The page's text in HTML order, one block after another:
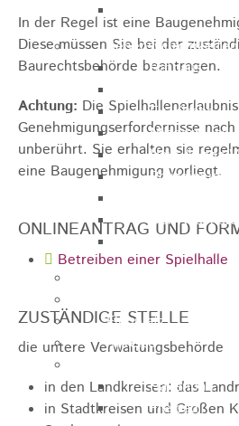
Sehenswürdigkeiten
Rathaus
Ev. Kirche
Haus "Anna
Der
Flugplatz
Anreise
Hallenbad
Freibad
In der Regel ist eine
Diese müssen Sie bei der
Baurechtsbehörde beantragen.
Achtung: Die
Genehmigungserfordernisse
unberührt. Sie erhalten sie
eine Baugenehmigung vorliegt.
ONLINEANTRAG UND
Betreiben einer Spielhalle
ZUSTÄNDIGE STELLE
die untere Verwaltungsbehörde
in den Landkreisen: das
in Stadtkreisen und Großen